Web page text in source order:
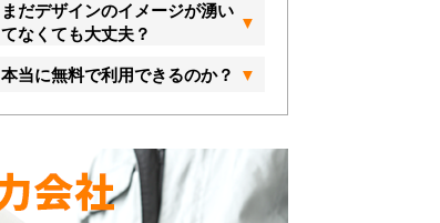
まだデザインのイメージが湧い
てなくても大丈夫？
本当に無料で利用できるのか？